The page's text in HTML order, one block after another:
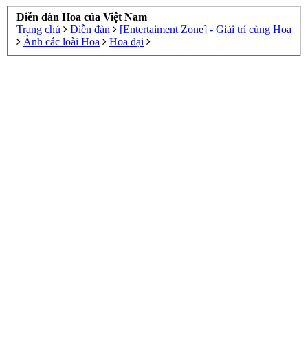
Diễn đàn Hoa của Việt Nam
Trang chủ
Diễn đàn
[Entertaiment Zone] - Giải trí cùng Hoa
Ảnh các loài Hoa
Hoa dại